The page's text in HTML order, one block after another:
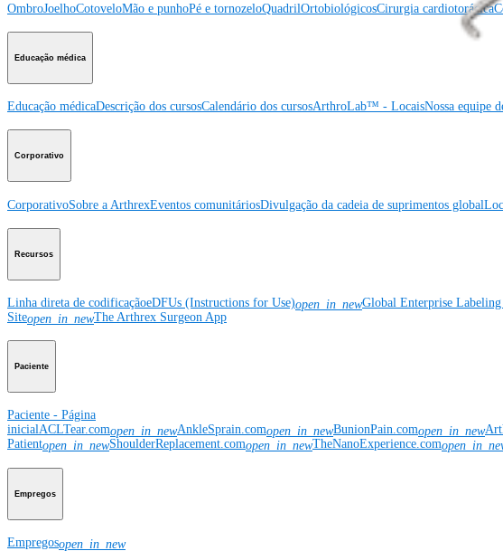
OmbroJoelhoCotoveloMão e punhoPé e tornozeloQuadrilOrtobiológicosCirurgia cardiotorácica
Educação médica
Educação médicaDescrição dos cursosCalendário dos cursosArthroLab™ - LocaisNossa equipe
Corporativo
CorporativoSobre a ArthrexEventos comunitáriosDivulgação da cadeia de suprimentos global
Recursos
Linha direta de codificaçãoeDFUs (Instructions for Use)open_in_newGlobal Enterprise
Siteopen_in_newThe Arthrex Surgeon App
Paciente
Paciente - Página
inicialACLTear.comopen_in_newAnkleSprain.comopen_in_newBunionPain.comopen_in_new
Patientopen_in_newShoulderReplacement.comopen_in_newTheNanoExperience.com
Empregos
Empregosopen_in_new